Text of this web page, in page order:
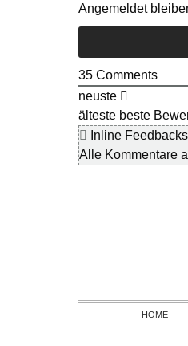
Angemeldet
35 Comments
neuste
älteste beste
Inline Feedbacks
Alle Kommentare
HOME